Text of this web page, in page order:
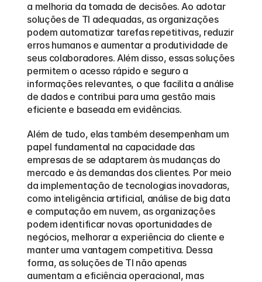
a melhoria da tomada de decisões. Ao adotar
soluções de TI adequadas, as organizações
podem automatizar tarefas repetitivas, reduzir
erros humanos e aumentar a produtividade de
seus colaboradores. Além disso, essas soluções
permitem o acesso rápido e seguro a
informações relevantes, o que facilita a análise
de dados e contribui para uma gestão mais
eficiente e baseada em evidências.
Além de tudo, elas também desempenham um
papel fundamental na capacidade das
empresas de se adaptarem às mudanças do
mercado e às demandas dos clientes. Por meio
da implementação de tecnologias inovadoras,
como inteligência artificial, análise de big data
e computação em nuvem, as organizações
podem identificar novas oportunidades de
negócios, melhorar a experiência do cliente e
manter uma vantagem competitiva. Dessa
forma, as soluções de TI não apenas
aumentam a eficiência operacional, mas